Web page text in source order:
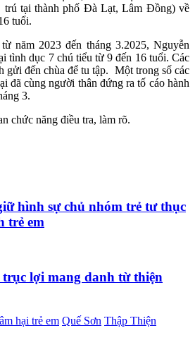
tại thành phố Đà Lạt, Lâm Đồng) về
tuổi.
năm 2023 đến tháng 3.2025, Nguyễn
tình dục 7 chú tiểu từ 9 đến 16 tuổi. Các
gửi đến chùa để tu tập. Một trong số các
đã cùng người thân đứng ra tố cáo hành
3.
chức năng điều tra, làm rõ.
hình sự chủ nhóm trẻ tư thục
trẻ em
lợi mang danh từ thiện
hại trẻ em Quế Sơn Thập Thiện